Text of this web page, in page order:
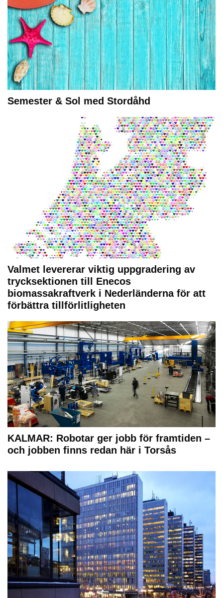
Semester & Sol med Stordåhd
Valmet levererar viktig uppgradering av
trycksektionen till Enecos
biomassakraftverk i Nederländerna för att
förbättra tillförlitligheten
KALMAR: Robotar ger jobb för framtiden –
och jobben finns redan här i Torsås